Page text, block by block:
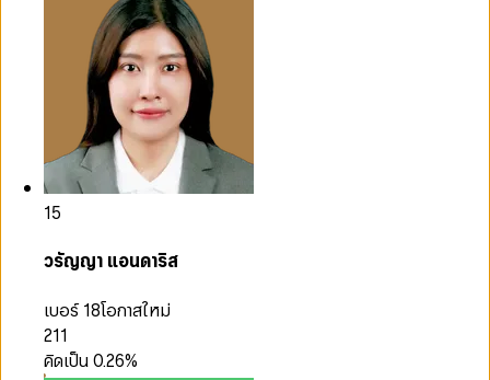
15
วรัญญา แอนดาริส
เบอร์ 18โอกาสใหม่
211
คิดเป็น0.26%